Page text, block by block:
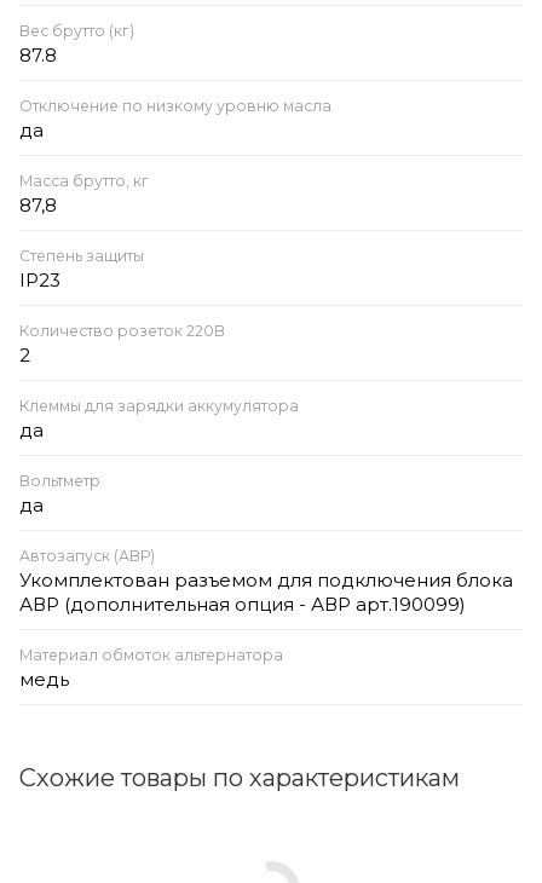
Вес брутто (кг)
87.8
Отключение по низкому уровню масла
да
Масса брутто, кг
87,8
Степень защиты
IP23
Количество розеток 220В
2
Клеммы для зарядки аккумулятора
да
Вольтметр
да
Автозапуск (АВР)
Укомплектован разъемом для подключения блока
АВР (дополнительная опция - АВР арт.190099)
Материал обмоток альтернатора
медь
Схожие товары по характеристикам